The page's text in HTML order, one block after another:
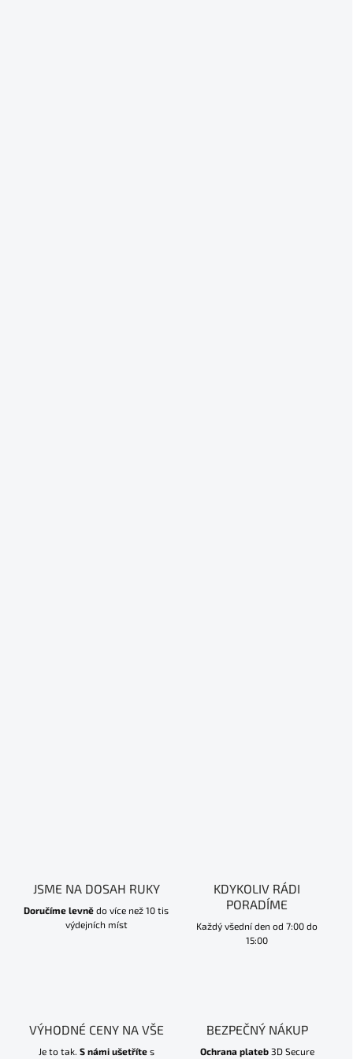
JSME NA DOSAH RUKY
Doručíme levně do více než 10 tis
výdejních míst
KDYKOLIV RÁDI
PORADÍME
Každý všední den od 7:00 do
15:00
VÝHODNÉ CENY NA VŠE
Je to tak. S námi ušetřítes
BEZPEČNÝ NÁKUP
Ochrana plateb3D Secure